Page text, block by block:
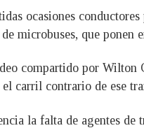
ocasiones
de microbuses, que
compartido por Wilton
carril contrario de ese
la falta de agentes de